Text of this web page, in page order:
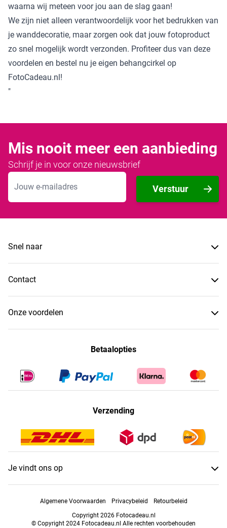
waarna wij meteen voor jou aan de slag gaan!
We zijn niet alleen verantwoordelijk voor het bedrukken van
je wanddecoratie, maar zorgen ook dat jouw fotoproduct
zo snel mogelijk wordt verzonden. Profiteer dus van deze
voordelen en bestel nu je eigen behangcirkel op
FotoCadeau.nl!
"
Mis nooit meer een aanbieding
Schrijf je in voor onze nieuwsbrief
E-mailadres
Verstuur
Snel naar
Contact
Onze voordelen
Betaalopties
Verzending
Je vindt ons op
Algemene Voorwaarden Privacybeleid
Retourbeleid
Copyright 2026 Fotocadeau.nl
© Copyright 2024 Fotocadeau.nl Alle rechten voorbehouden